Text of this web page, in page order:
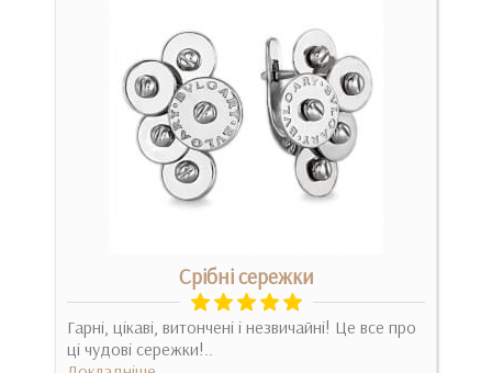
Срібні сережки
Гарні, цікаві, витончені і незвичайні! Це все про
ці чудові сережки!..